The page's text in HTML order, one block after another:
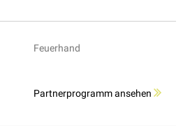
Feuerhand
Partnerprogramm ansehen